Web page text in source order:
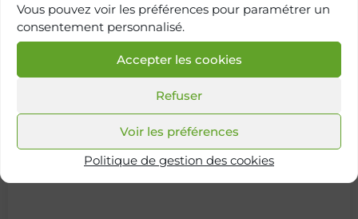
Vous pouvez voir les préférences pour paramétrer un
consentement personnalisé.
Accepter les cookies
Refuser
Voir les préférences
Politique de gestion des cookies